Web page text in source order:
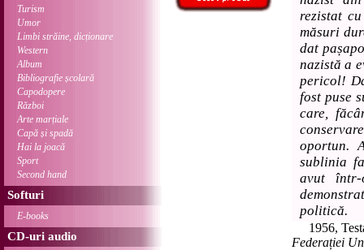
Turism
Umor
Limbi străine, dicționare
Western
Album
Bibliografie școlară
Capodopere
Război
Arte marțiale
Capă și spadă
Hai la joacă
Sport
Second hand
Softuri
E-books
CD-uri audio
rezistat
măsuri
dat
nazistă a
pericol!
fost puse
care,
oportun.
sublinia
avut
politică.
1956,
Federației